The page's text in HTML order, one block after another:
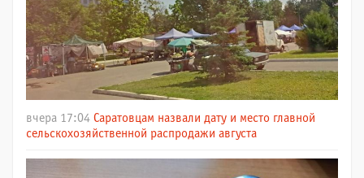
вчера 17:04 Саратовцам назвали дату и место главной
сельскохозяйственной распродажи августа